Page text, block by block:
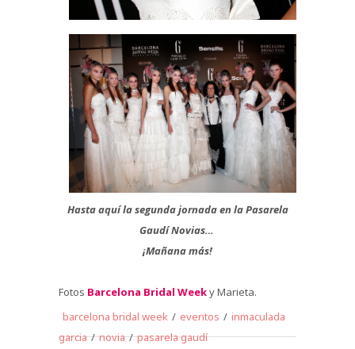
Hasta aquí la segunda jornada en la Pasarela
Gaudí Novias…
¡Mañana más!
Fotos Barcelona Bridal Weeky Marieta.
barcelona bridal week / eventos / inmaculada
garcia / novia / pasarela gaudí